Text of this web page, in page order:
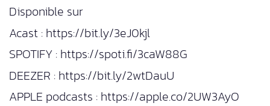
Disponible sur
Acast : https://bit.ly/3eJ0kjl
SPOTIFY : https://spoti.fi/3caW88G
DEEZER : https://bit.ly/2wtDauU
APPLE podcasts : https://apple.co/2UW3AyO